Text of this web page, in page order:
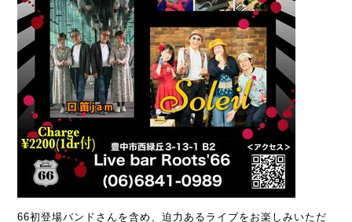
66初登場バンドさんを含め、迫力あるライブをお楽しみいただ